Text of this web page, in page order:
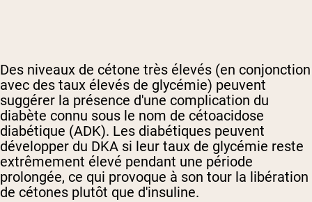
Des niveaux de cétone très élevés (en conjonction
avec des taux élevés de glycémie) peuvent
suggérer la présence d'une complication du
diabète connu sous le nom de cétoacidose
diabétique (ADK). Les diabétiques peuvent
développer du DKA si leur taux de glycémie reste
extrêmement élevé pendant une période
prolongée, ce qui provoque à son tour la libération
de cétones plutôt que d'insuline.